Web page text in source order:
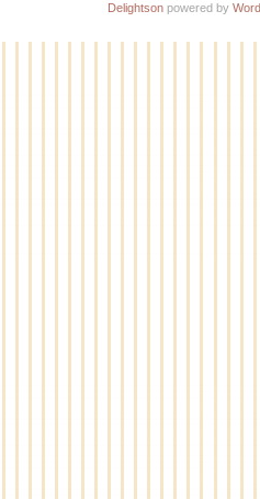
Delightson powered by